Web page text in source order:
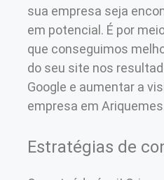
sua empresa seja
em potencial. É por
que conseguimos
do seu site nos
Google e aumentar a
empresa em
Estratégias de